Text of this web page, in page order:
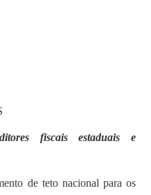
fiscais estaduais e
de teto nacional para os